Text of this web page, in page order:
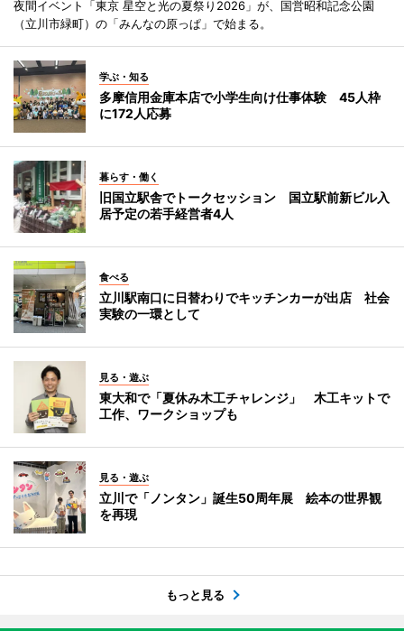
夜間イベント「東京 星空と光の夏祭り2026」が、国営昭和記念公園
（立川市緑町）の「みんなの原っぱ」で始まる。
学ぶ・知る
多摩信用金庫本店で小学生向け仕事体験 45人枠
に172人応募
暮らす・働く
旧国立駅舎でトークセッション 国立駅前新ビル入
居予定の若手経営者4人
食べる
立川駅南口に日替わりでキッチンカーが出店 社会
実験の一環として
見る・遊ぶ
東大和で「夏休み木工チャレンジ」 木工キットで
工作、ワークショップも
見る・遊ぶ
立川で「ノンタン」誕生50周年展 絵本の世界観
を再現
もっと見る